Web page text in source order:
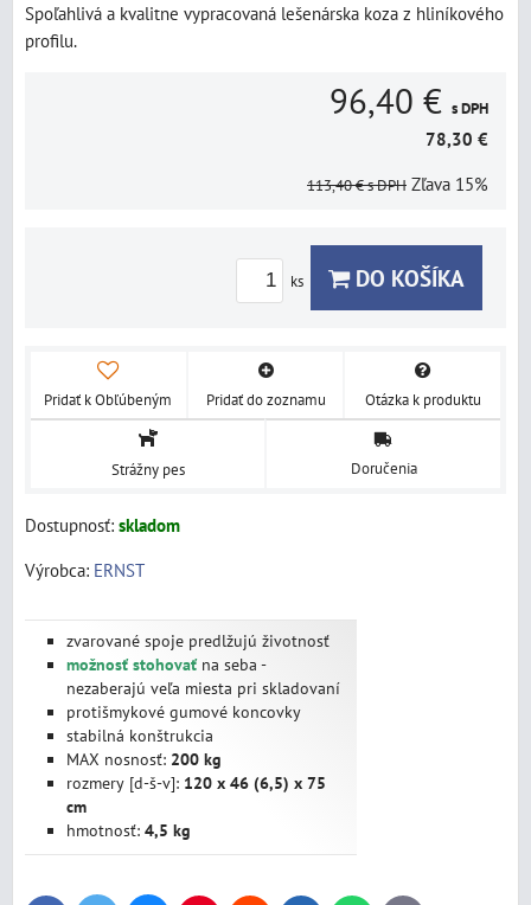
Spoľahlivá a kvalitne vypracovaná lešenárska koza z hliníkového
profilu.
96,40 € s DPH
78,30 €
113,40 €s DPH Zľava 15%
ks DO KOŠÍKA
Pridať k Obľúbeným Pridať do zoznamu Otázka k produktu
Strážny pes Doručenia
Dostupnosť: skladom
Výrobca: ERNST
zvarované spoje predlžujú životnosť
možnosť stohovaťna seba -
nezaberajú veľa miesta pri skladovaní
protišmykové gumové koncovky
stabilná konštrukcia
MAX nosnosť: 200 kg
rozmery [d-š-v]: 120 x 46 (6,5) x 75
cm
hmotnosť: 4,5 kg